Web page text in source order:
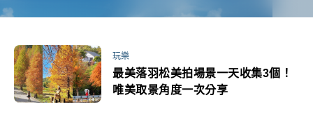
玩樂
最美落羽松美拍場景一天收集3個！
唯美取景角度一次分享